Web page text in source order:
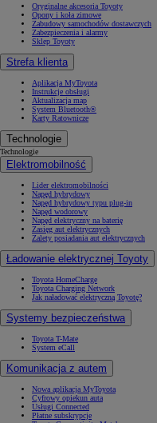
Oryginalne akcesoria Toyoty
Opony i koła zimowe
Zabudowy samochodów dostawczych
Zabezpieczenia i alarmy
Sklep Toyoty
Strefa klienta
Aplikacja MyToyota
Instrukcje obsługi
Aktualizacja map
System Bluetooth®
Karty Ratownicze
Technologie
Technologie
Elektromobilność
Lider elektromobilności
Napęd hybrydowy
Napęd hybrydowy typu plug-in
Napęd wodorowy
Napęd elektryczny na baterię
Zasięg aut elektrycznych
Zalety posiadania aut elektrycznych
Ładowanie elektrycznej Toyoty
Toyota HomeCharge
Toyota Charging Network
Jak naładować elektryczną Toyotę?
Systemy bezpieczeństwa
Toyota T-Mate
System eCall
Komunikacja z autem
Nowa aplikacja MyToyota
Cyfrowy opiekun auta
Usługi Connected
Płatne subskrypcje